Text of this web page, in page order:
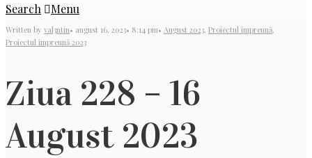
Search Menu
Written by val3ntin• august 16, 2023• 8:14 pm• August 2023, Proiectul împreună,
Proiectul împreună 2023
Ziua 228 – 16
August 2023